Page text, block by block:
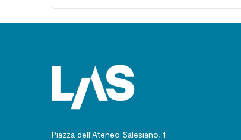
Piazza dell’Ateneo Salesiano, 1